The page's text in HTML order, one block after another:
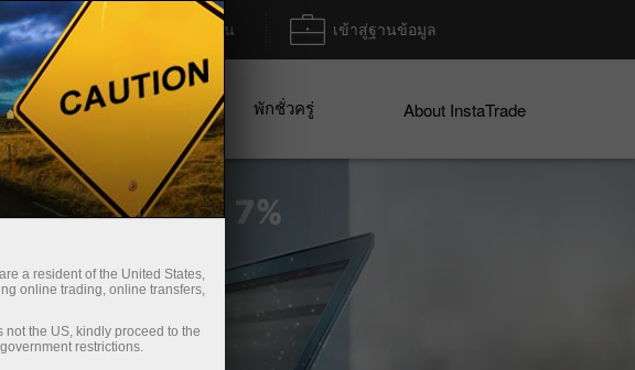
การเทรด ฝาก/ถอน เข้าสู่ฐานข้อมูล
Company Services พักชั่วครู่ About InstaTrade
a resident of the United States,
online trading, online transfers,
the US, kindly proceed to the
restrictions.